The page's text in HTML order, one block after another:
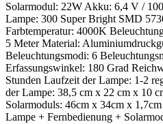
Solarmodul: 22W Akku: 6,4 V /
Lampe: 300 Super Bright SMD
Farbtemperatur: 4000K
5 Meter Material:
Beleuchtungsmodi: 6
Erfassungswinkel: 180 Grad
Stunden Laufzeit der Lampe: 1-2
der Lampe: 38,5 cm x 22 cm x 10
Solarmoduls: 46cm x 34cm x
Lampe + Fernbedienung +